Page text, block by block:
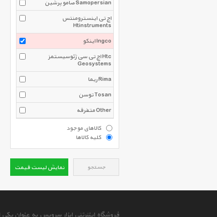
صامو پرشین Samopersian
اچ تی اینسترومنتس
Htinstruments
اینکو Ingco
اچ تی سی ژئوسیستمز Htc
Geosystems
ریما Rima
توسن Tosan
متفرقه Other
کالاهای موجود
کلیه کالاها
جستجو نمایش لیست قیمت
فروشگاه اینترنتی ابزار سرویس به عنوان